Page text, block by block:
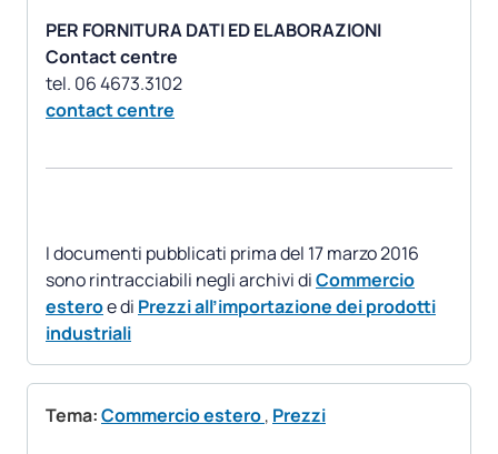
PER FORNITURA DATI ED ELABORAZIONI
Contact centre
contact centre
I documenti pubblicati prima del 17 marzo 2016
sono rintracciabili negli archivi diCommercio
esteroe di Prezzi all’importazione dei prodotti
industriali
Tema:Commercio estero, Prezzi